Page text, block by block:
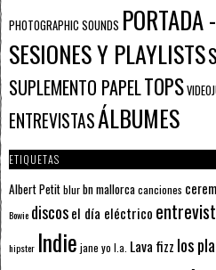
PHOTOGRAPHIC SOUNDS PORTADA
SESIONES Y PLAYLISTS
SUPLEMENTO PAPELTOPS
ENTREVISTASÁLBUMES
ETIQUETAS
Albert Petitblurbn mallorcacanciones
Bowie discosel día eléctrico
hipster Indie jane yo l.a. Lava fizz los